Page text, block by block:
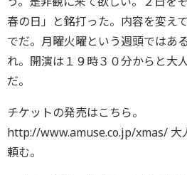
春の日」と銘打った。内容を変え
でだ。月曜火曜という週頭ではあ
れ。開演は１９時３０分からと大
だ。
チケットの発売はこちら。
http://www.amuse.co.jp/xmas/ 大
頼む。